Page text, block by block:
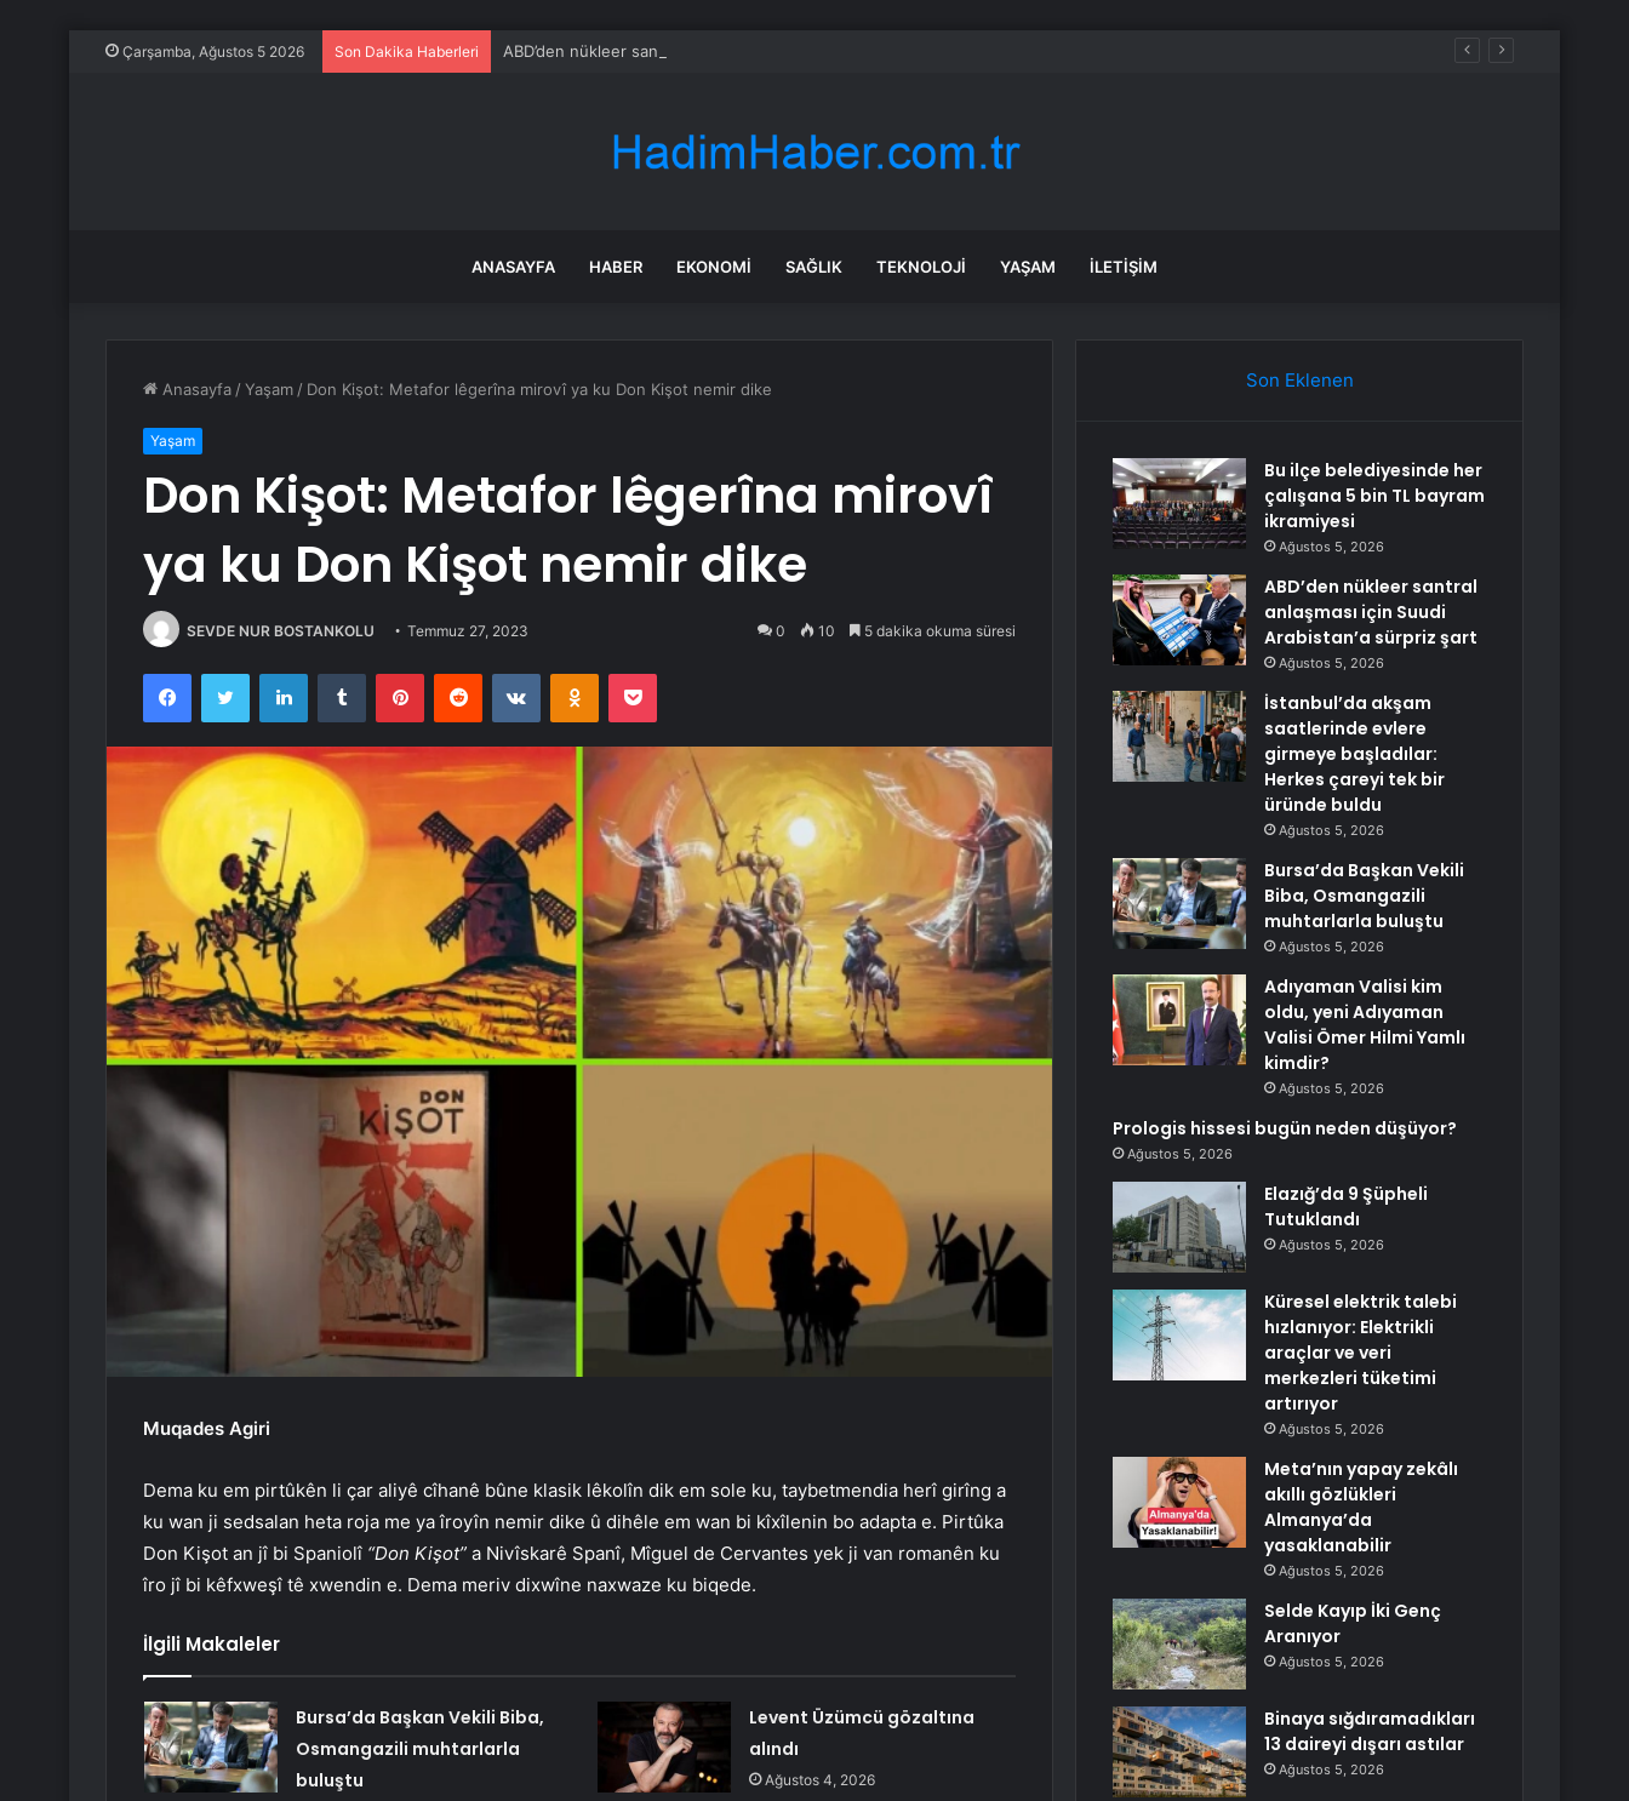
Çarşamba, Ağustos 5 2026 Son Dakika Haberleri ABD’den nükleer santral anlaşması için Suudi Arabistan’a sürpriz şart
ANASAYFA HABER EKONOMI SAĞLIK TEKNOLOJI YAŞAM İLETIŞIM
Anasayfa /Yaşam / Don Kişot: Metafor lêgerîna mirovî ya ku Don Kişot nemir dike
Yaşam
Don Kişot: Metafor lêgerîna mirovî
ya ku Don Kişot nemir dike
SEVDE NUR BOSTANKOLU Temmuz 27, 2023 0 10 5 dakika okuma süresi
FacebookTwitter LinkedInTumblr PinterestReddit VKontakteOdnoklassniki
Pocket
Muqades Agiri
Dema ku em pirtûkên li çar aliyê cîhanê bûne klasik lêkolîn dik em sole ku, taybetmendia herî girîng a
ku wan ji sedsalan heta roja me ya îroyîn nemir dike û dihêle em wan bi kîxîlenin bo adapta e. Pirtûka
Don Kişot an jî bi Spaniolî “Don Kişot” a Nivîskarê Spanî, Mîguel de Cervantes yek ji van romanên ku
îro jî bi kêfxweşî tê xwendin e. Dema meriv dixwîne naxwaze ku biqede.
İlgili Makaleler
Bursa’da Başkan Vekili Biba,
Osmangazili muhtarlarla
buluştu
Levent Üzümcü gözaltına
alındı
Ağustos 4, 2026
Son Eklenen
Bu ilçe belediyesinde her
çalışana 5 bin TL bayram
ikramiyesi
Ağustos 5, 2026
ABD’den nükleer santral
anlaşması için Suudi
Arabistan’a sürpriz şart
Ağustos 5, 2026
İstanbul’da akşam
saatlerinde evlere
girmeye başladılar:
Herkes çareyi tek bir
üründe buldu
Ağustos 5, 2026
Bursa’da Başkan Vekili
Biba, Osmangazili
muhtarlarla buluştu
Ağustos 5, 2026
Adıyaman Valisi kim
oldu, yeni Adıyaman
Valisi Ömer Hilmi Yamlı
kimdir?
Ağustos 5, 2026
Prologis hissesi bugün neden düşüyor?
Ağustos 5, 2026
Elazığ’da 9 Şüpheli
Tutuklandı
Ağustos 5, 2026
Küresel elektrik talebi
hızlanıyor: Elektrikli
araçlar ve veri
merkezleri tüketimi
artırıyor
Ağustos 5, 2026
Meta’nın yapay zekâlı
akıllı gözlükleri
Almanya’da
yasaklanabilir
Ağustos 5, 2026
Selde Kayıp İki Genç
Aranıyor
Ağustos 5, 2026
Binaya sığdıramadıkları
13 daireyi dışarı astılar
Ağustos 5, 2026